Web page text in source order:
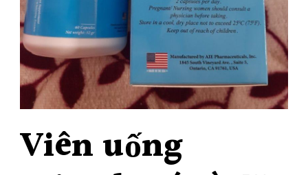
Viên uống